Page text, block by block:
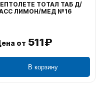
ФЕНИСТИЛ ГЕЛЬ НАРУЖ
0,1% 50Г
Цена от804₽
В корзину